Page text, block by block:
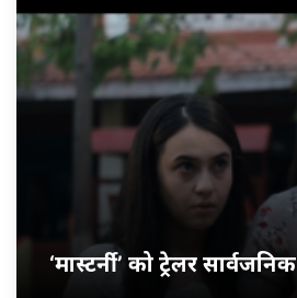
‘मास्टर्नी’ को ट्रेलर सार्वजनिक